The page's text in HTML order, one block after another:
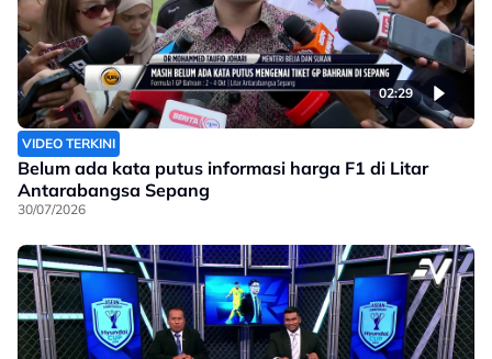
02:29
VIDEO TERKINI
Belum ada kata putus informasi harga F1 di Litar
Antarabangsa Sepang
30/07/2026